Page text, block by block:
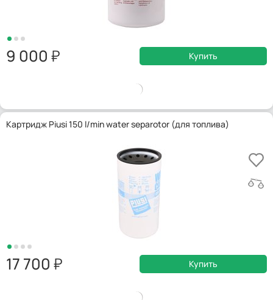
9 000 Купить
Картридж Piusi 150 l/min water separotor (для топлива)
17 700 Купить